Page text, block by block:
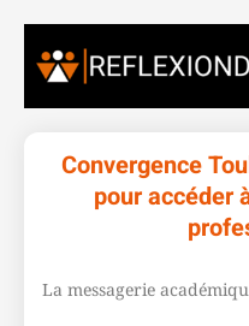
Convergence
pour accéder
La messagerie